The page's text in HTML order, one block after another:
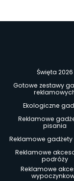
Święta 2026
Gotowe zestawy
Ekologiczne
Reklamowe
pisania
Reklamowe
Reklamowe
podróży
Reklamowe